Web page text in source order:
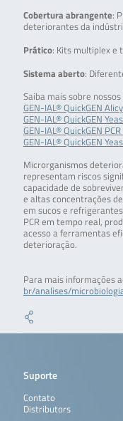
Cobertura abrangente:
deteriorantes da
Prático: Kits multiplex e
Sistema aberto:
Saiba mais sobre
GEN-IAL® QuickGEN
GEN-IAL® QuickGEN
GEN-IAL® QuickGEN
GEN-IAL® QuickGEN
Microrganismos
representam riscos
capacidade de
e altas concentrações
em sucos e
PCR em tempo real,
acesso a ferramentas
deterioração.
Para mais informações
br/analises/
Suporte
Contato
Distributors